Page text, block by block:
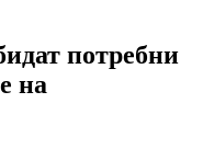
потребни
на